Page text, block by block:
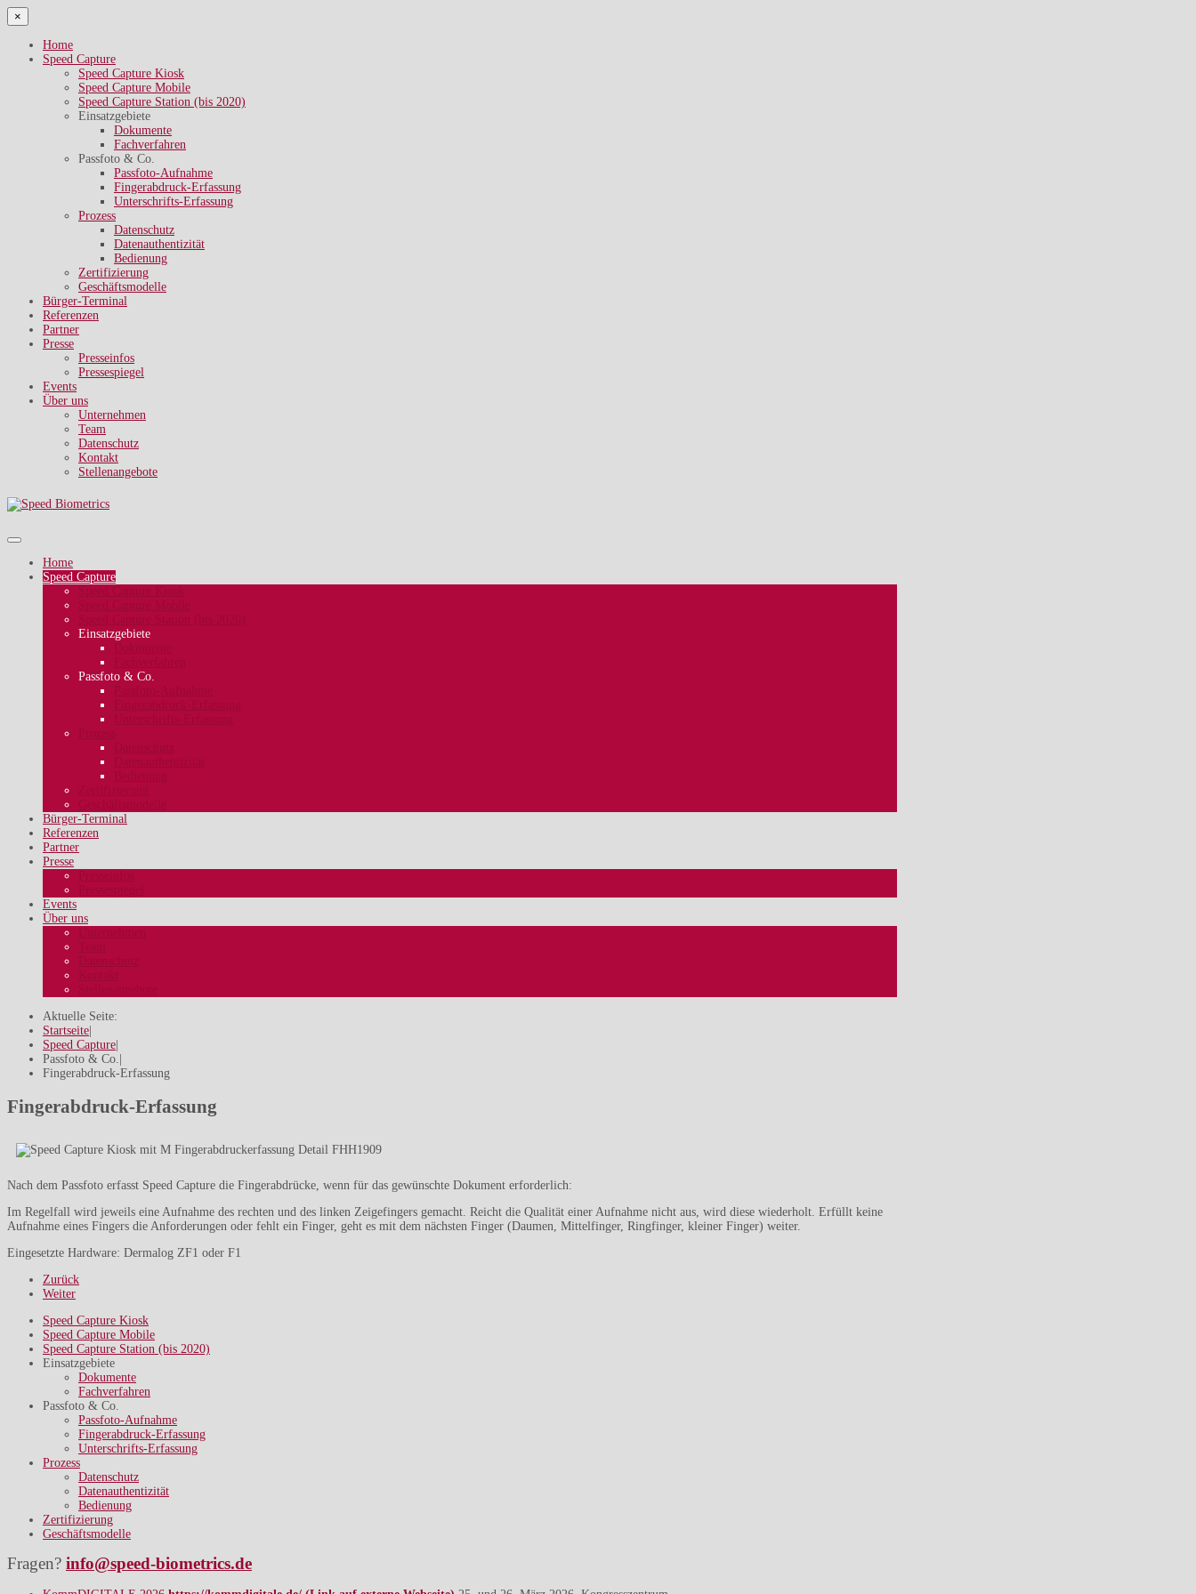
×
Home
Speed Capture
Speed Capture Kiosk
Speed Capture Mobile
Speed Capture Station (bis 2020)
Einsatzgebiete
Dokumente
Fachverfahren
Passfoto & Co.
Passfoto-Aufnahme
Fingerabdruck-Erfassung
Unterschrifts-Erfassung
Prozess
Datenschutz
Datenauthentizität
Bedienung
Zertifizierung
Geschäftsmodelle
Bürger-Terminal
Referenzen
Partner
Presse
Presseinfos
Pressespiegel
Events
Über uns
Unternehmen
Team
Datenschutz
Kontakt
Stellenangebote
Home
Speed Capture
Einsatzgebiete
Passfoto & Co.
Bürger-Terminal
Referenzen
Partner
Presse
Events
Über uns
Aktuelle Seite:
Startseite
Speed Capture
Passfoto & Co.
Fingerabdruck-Erfassung
Fingerabdruck-Erfassung
Nach dem Passfoto erfasst Speed Capture die Fingerabdrücke, wenn für das gewünschte Dokument erforderlich:
Im Regelfall wird jeweils eine Aufnahme des rechten und des linken Zeigefingers gemacht. Reicht die Qualität einer Aufnahme nicht aus, wird diese wiederholt. Erfüllt keine
Aufnahme eines Fingers die Anforderungen oder fehlt ein Finger, geht es mit dem nächsten Finger (Daumen, Mittelfinger, Ringfinger, kleiner Finger) weiter.
Eingesetzte Hardware: Dermalog ZF1 oder F1
Zurück
Weiter
Speed Capture Kiosk
Speed Capture Mobile
Speed Capture Station (bis 2020)
Einsatzgebiete
Dokumente
Fachverfahren
Passfoto & Co.
Passfoto-Aufnahme
Fingerabdruck-Erfassung
Unterschrifts-Erfassung
Prozess
Datenschutz
Datenauthentizität
Bedienung
Zertifizierung
Geschäftsmodelle
Fragen? info@speed-biometrics.de